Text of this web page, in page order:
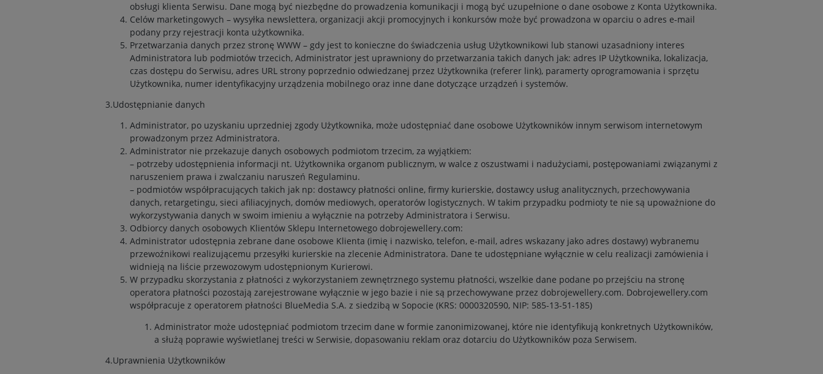
obsługi klienta Serwisu. Dane mogą być niezbędne do prowadzenia komunikacji i mogą być uzupełnione o dane osobowe z Konta Użytkownika.
Celów marketingowych – wysyłka newslettera, organizacji akcji promocyjnych i konkursów może być prowadzona w oparciu o adres e-mail
podany przy rejestracji konta użytkownika.
Przetwarzania danych przez stronę WWW – gdy jest to konieczne do świadczenia usług Użytkownikowi lub stanowi uzasadniony interes
Administratora lub podmiotów trzecich, Administrator jest uprawniony do przetwarzania takich danych jak: adres IP Użytkownika, lokalizacja,
czas dostępu do Serwisu, adres URL strony poprzednio odwiedzanej przez Użytkownika (referer link), paramerty oprogramowania i sprzętu
Użytkownika, numer identyfikacyjny urządzenia mobilnego oraz inne dane dotyczące urządzeń i systemów.
3.Udostępnianie danych
Administrator, po uzyskaniu uprzedniej zgody Użytkownika, może udostępniać dane osobowe Użytkowników innym serwisom internetowym
prowadzonym przez Administratora.
Administrator nie przekazuje danych osobowych podmiotom trzecim, za wyjątkiem:
– potrzeby udostępnienia informacji nt. Użytkownika organom publicznym, w walce z oszustwami i nadużyciami, postępowaniami związanymi z
naruszeniem prawa i zwalczaniu naruszeń Regulaminu.
– podmiotów współpracujących takich jak np: dostawcy płatności online, firmy kurierskie, dostawcy usług analitycznych, przechowywania
danych, retargetingu, sieci afiliacyjnych, domów mediowych, operatorów logistycznych. W takim przypadku podmioty te nie są upoważnione do
wykorzystywania danych w swoim imieniu a wyłącznie na potrzeby Administratora i Serwisu.
Odbiorcy danych osobowych Klientów Sklepu Internetowego dobrojewellery.com:
Administrator udostępnia zebrane dane osobowe Klienta (imię i nazwisko, telefon, e-mail, adres wskazany jako adres dostawy) wybranemu
przewoźnikowi realizującemu przesyłki kurierskie na zlecenie Administratora. Dane te udostępniane wyłącznie w celu realizacji zamówienia i
widnieją na liście przewozowym udostępnionym Kurierowi.
W przypadku skorzystania z płatności z wykorzystaniem zewnętrznego systemu płatności, wszelkie dane podane po przejściu na stronę
operatora płatności pozostają zarejestrowane wyłącznie w jego bazie i nie są przechowywane przez dobrojewellery.com. Dobrojewellery.com
współpracuje z operatorem płatności BlueMedia S.A. z siedzibą w Sopocie (KRS: 0000320590, NIP: 585-13-51-185)
Administrator może udostępniać podmiotom trzecim dane w formie zanonimizowanej, które nie identyfikują konkretnych Użytkowników,
a służą poprawie wyświetlanej treści w Serwisie, dopasowaniu reklam oraz dotarciu do Użytkowników poza Serwisem.
4.Uprawnienia Użytkowników